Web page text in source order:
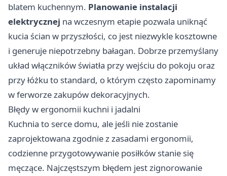
blatem kuchennym. Planowanie instalacji
elektrycznej na wczesnym etapie pozwala uniknąć
kucia ścian w przyszłości, co jest niezwykle kosztowne
i generuje niepotrzebny bałagan. Dobrze przemyślany
układ włączników światła przy wejściu do pokoju oraz
przy łóżku to standard, o którym często zapominamy
w ferworze zakupów dekoracyjnych.
Błędy w ergonomii kuchni i jadalni
Kuchnia to serce domu, ale jeśli nie zostanie
zaprojektowana zgodnie z zasadami ergonomii,
codzienne przygotowywanie posiłków stanie się
męczące. Najczęstszym błędem jest zignorowanie